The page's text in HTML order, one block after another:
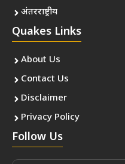
अंतरराष्ट्रीय
Quakes Links
About Us
Contact Us
Disclaimer
Privacy Policy
Follow Us